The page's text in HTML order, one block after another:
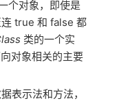
个对象，即使是
true 和 false 都
类的一个实
对象相关的主要
表示法和方法，